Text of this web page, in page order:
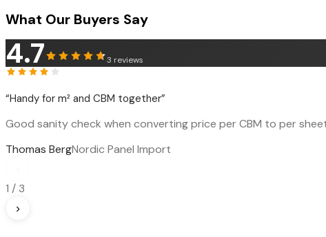
What Our Buyers Say
4.7 3 reviews
“Handy for m² and CBM together”
Good sanity check when converting price per CBM to per
Thomas BergNordic Panel Import
1 / 3
›